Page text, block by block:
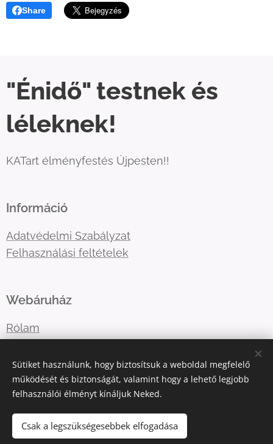
Share
"Énidő" testnek és
léleknek!
KATart élményfestés Újpesten!!
Információ
Adatvédelmi Szabályzat
Felhasználási feltételek
Webáruház
Rólam
E-mail: katart.elmenyfestes@gmail.com
Telefonszám:
Sütiket használunk, hogy biztosítsuk a weboldal megfelelő
működését és biztonságát, valamint hogy a lehető legjobb
felhasználói élményt kínáljuk Neked.
Csak a legszükségesebbek elfogadása